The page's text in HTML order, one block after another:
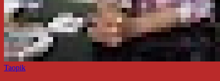
Taopik